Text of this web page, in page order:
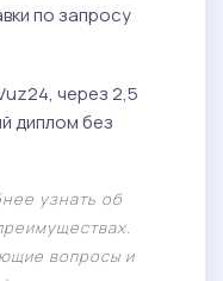
по запросу
через 2,5
диплом без
узнать об
вопросы и